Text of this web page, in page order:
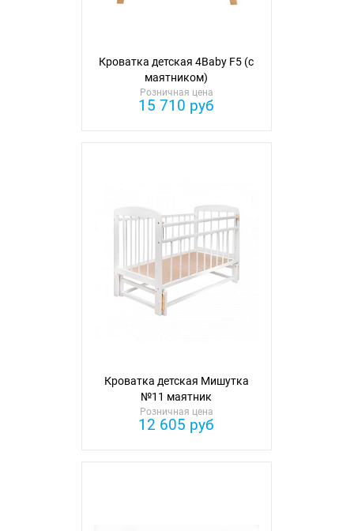
Кроватка детская 4Baby F5 (с
маятником)
Розничная цена
15 710 руб
Кроватка детская Мишутка
№11 маятник
Розничная цена
12 605 руб